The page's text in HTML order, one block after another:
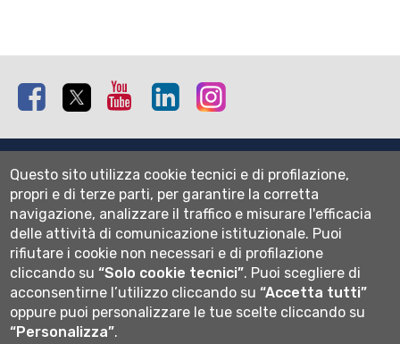
Facebook Twitter Youtube Linkedin
Mappa del sito
Normativa cookie
Informativa privacy
Cookie settings
Wi-fi
Webmail
Questo sito utilizza cookie tecnici e di profilazione,
propri e di terze parti, per garantire la corretta
navigazione, analizzare il traffico e misurare l'efficacia
delle attività di comunicazione istituzionale. Puoi
rifiutare i cookie non necessari e di profilazione
cliccando su“Solo cookie tecnici”. Puoi scegliere di
acconsentirne l’utilizzo cliccando su“Accetta tutti”
oppure puoi personalizzare le tue scelte cliccando su
“Personalizza”.